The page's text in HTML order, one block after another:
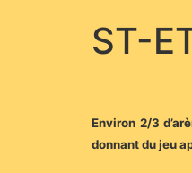
ST-
Environ 2/3
donnant du jeu